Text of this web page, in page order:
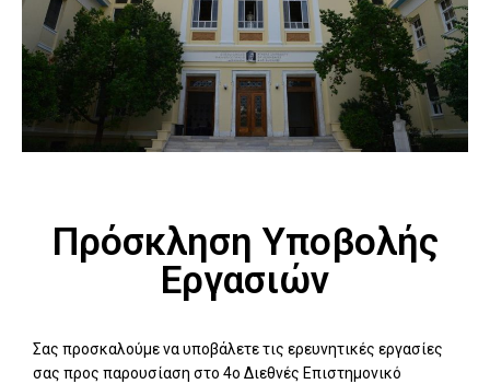
Πρόσκληση Υποβολής
Εργασιών
Σας προσκαλούμε να υποβάλετε τις ερευνητικές εργασίες
σας προς παρουσίαση στο 4ο Διεθνές Επιστημονικό